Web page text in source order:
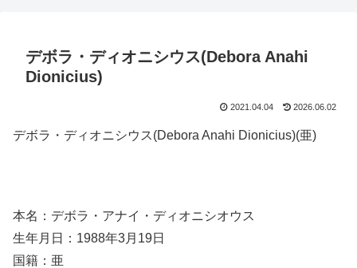
デボラ・ディオニシウス(Debora Anahi
Dionicius)
2021.04.04 2026.06.02
デボラ・ディオニシウス(Debora Anahi Dionicius)(亜)
本名：デボラ・アナイ・ディオニシオウス
生年月日：1988年3月19日
国籍：亜